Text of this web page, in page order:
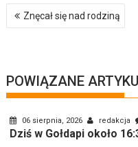
Nawigacja
wpisu
Znęcał się nad rodziną
POWIĄZANE
06 sierpnia, 2026 redakcja
Dziś w Gołdapi około